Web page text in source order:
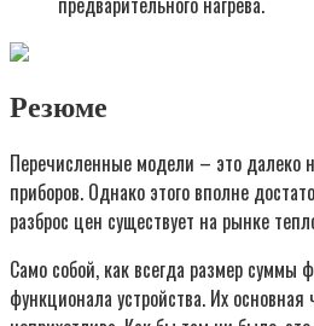
Резюме
Перечисленные модели – это далеко
приборов. Однако этого вполне
разброс цен существует на рынке
Само собой, как всегда размер суммы
функционала устройства. Их